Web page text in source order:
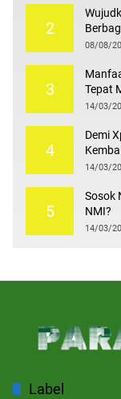
2
08/08/
3
Tepat
14/03/
4
Demi
14/03/
5
Sosok
NMI?
14/03/
Label